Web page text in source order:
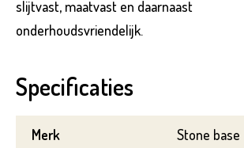
slijtvast, maatvast en daarnaast
onderhoudsvriendelijk.
Specificaties
Merk Stone base
Achternaam*
Emailadres*